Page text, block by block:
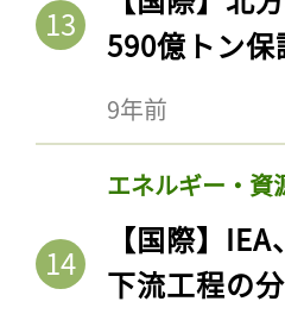
590億トン
9年前
エネルギー・資
【国際】
下流工程の